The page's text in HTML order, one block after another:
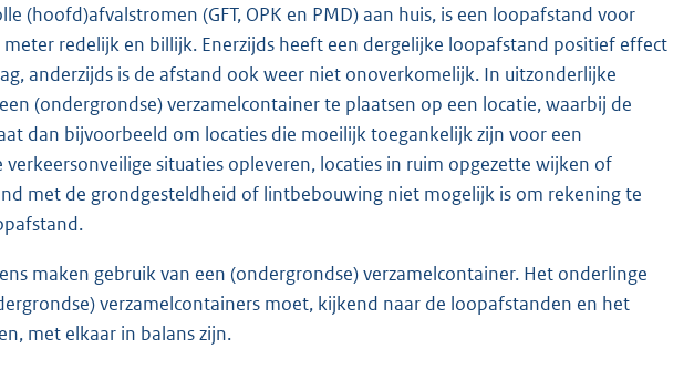
(hoofd)afvalstromen (GFT, OPK en PMD) aan huis, is een loopafstand voor
redelijk en billijk. Enerzijds heeft een dergelijke loopafstand positief effect
anderzijds is de afstand ook weer niet onoverkomelijk. In uitzonderlijke
(ondergrondse) verzamelcontainer te plaatsen op een locatie, waarbij de
dan bijvoorbeeld om locaties die moeilijk toegankelijk zijn voor een
verkeersonveilige situaties opleveren, locaties in ruim opgezette wijken of
met de grondgesteldheid of lintbebouwing niet mogelijk is om rekening te
maken gebruik van een (ondergrondse) verzamelcontainer. Het onderlinge
verzamelcontainers moet, kijkend naar de loopafstanden en het
met elkaar in balans zijn.